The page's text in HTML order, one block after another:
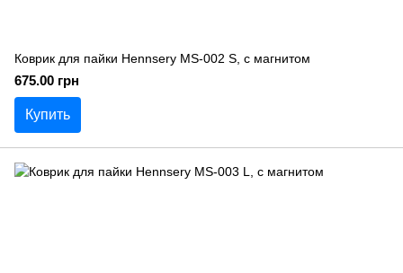
Коврик для пайки Hennsery MS-002 S, с магнитом
675.00 грн
Купить